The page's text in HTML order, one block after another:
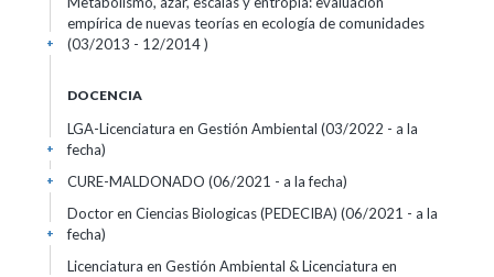
empírica de nuevas teorías en ecología de comunidades
(03/2013 - 12/2014 )
+
DOCENCIA
LGA-Licenciatura en Gestión Ambiental (03/2022 - a la
fecha)
+
CURE-MALDONADO (06/2021 - a la fecha)
+
Doctor en Ciencias Biologicas (PEDECIBA) (06/2021 - a la
fecha)
+
Licenciatura en Gestión Ambiental & Licenciatura en